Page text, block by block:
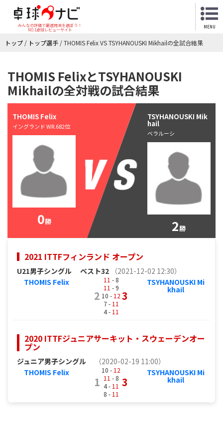
みんなの評価で最適用具を選ぼう！
NO.1卓球レビューサイト
MENU
トップ / トップ選手 /THOMIS Felix VS TSYHANOUSKI Mikhailの全試合結果
THOMIS FelixとTSYHANOUSKI
Mikhailの全対戦の試合結果
THOMIS Felix
イングランド WR.682位
0勝
TSYHANOUSKI Mik
hail
ベラルーシ
2勝
2021 ITTFフィンランド オープン
U21男子シングル ベスト32
（2021-12-02 12:30）
THOMIS Felix
2
11 - 8
11 - 9
10 - 12
7 - 11
4 - 11
3
TSYHANOUSKI Mi
khail
2020 ITTFジュニアサーキット・スウェーデンオー
プン
ジュニア男子シングル
（2020-02-19 11:00）
THOMIS Felix
1
10 - 12
11 - 8
4 - 11
8 - 11
3
TSYHANOUSKI Mi
khail